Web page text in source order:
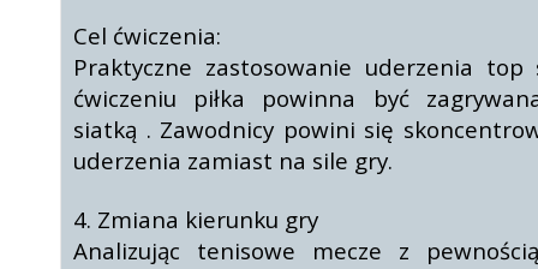
Cel ćwiczenia:
Praktyczne zastosowanie uderzenia
ćwiczeniu piłka powinna być
siatką . Zawodnicy powini się
uderzenia zamiast na sile gry.
4. Zmiana kierunku gry
Analizując tenisowe mecze z